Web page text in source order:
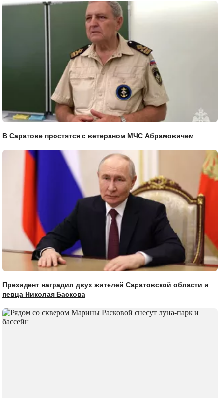
В Саратове простятся с ветераном МЧС Абрамовичем
Президент наградил двух жителей Саратовской области и
певца Николая Баскова